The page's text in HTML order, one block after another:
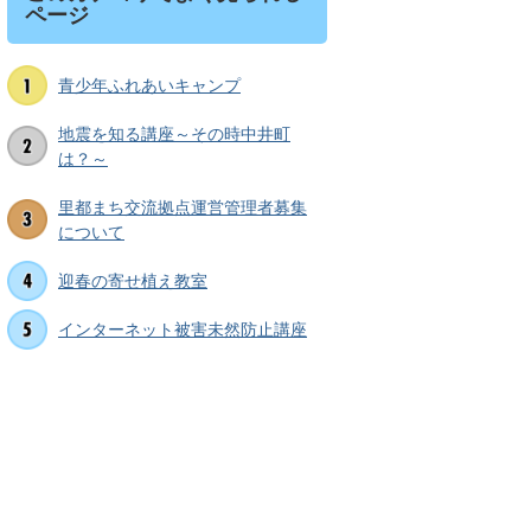
ページ
青少年ふれあいキャンプ
地震を知る講座～その時中井町
は？～
里都まち交流拠点運営管理者募集
について
迎春の寄せ植え教室
インターネット被害未然防止講座